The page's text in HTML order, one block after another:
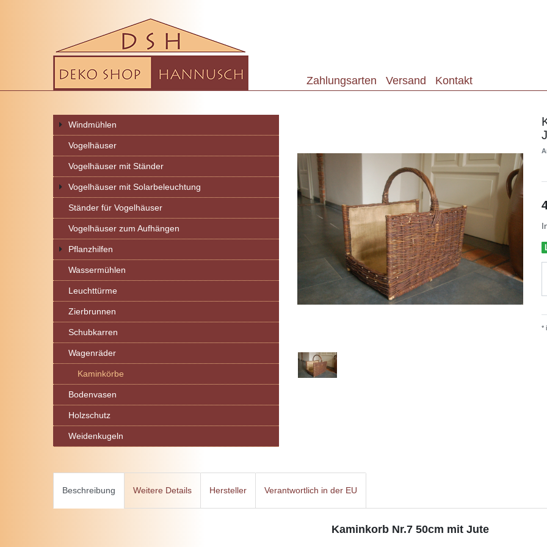
Zahlungsarten Versand Kontakt
Windmühlen
Vogelhäuser
Vogelhäuser mit Ständer
Vogelhäuser mit Solarbeleuchtung
Ständer für Vogelhäuser
Vogelhäuser zum Aufhängen
Pflanzhilfen
Wassermühlen
Leuchttürme
Zierbrunnen
Schubkarren
Wagenräder
Kaminkörbe
Bodenvasen
Holzschutz
Weidenkugeln
*
Beschreibung Weitere Details Hersteller Verantwortlich in der EU
Kaminkorb Nr.7 50cm mit Jute